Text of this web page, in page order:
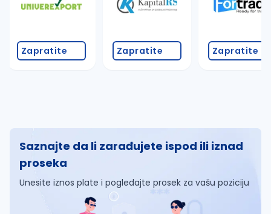
Zapratite Zapratite Zapratite
Saznajte da li zarađujete ispod ili iznad
proseka
Unesite iznos plate i pogledajte prosek za vašu poziciju